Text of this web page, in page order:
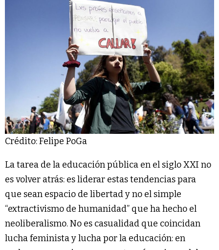
Crédito: Felipe PoGa
La tarea de la educación pública en el siglo XXI no
es volver atrás: es liderar estas tendencias para
que sean espacio de libertad y no el simple
“extractivismo de humanidad” que ha hecho el
neoliberalismo. No es casualidad que coincidan
lucha feminista y lucha por la educación: en